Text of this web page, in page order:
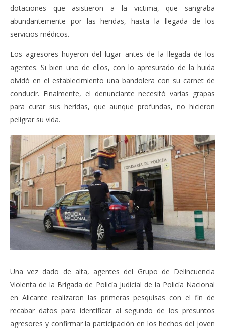
dotaciones que asistieron a la victima, que sangraba
abundantemente por las heridas, hasta la llegada de los
servicios médicos.
Los agresores huyeron del lugar antes de la llegada de los
agentes. Si bien uno de ellos, con lo apresurado de la huida
olvidó en el establecimiento una bandolera con su carnet de
conducir. Finalmente, el denunciante necesitó varias grapas
para curar sus heridas, que aunque profundas, no hicieron
peligrar su vida.
Una vez dado de alta, agentes del Grupo de Delincuencia
Violenta de la Brigada de Policía Judicial de la Policía Nacional
en Alicante realizaron las primeras pesquisas con el fin de
recabar datos para identificar al segundo de los presuntos
agresores y confirmar la participación en los hechos del joven